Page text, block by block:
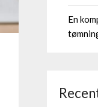
En